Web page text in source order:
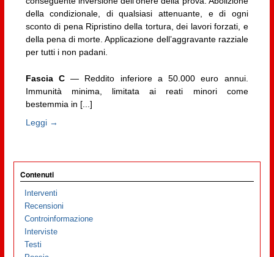
della condizionale, di qualsiasi attenuante, e di ogni
sconto di pena Ripristino della tortura, dei lavori forzati, e
della pena di morte. Applicazione dell’aggravante razziale
per tutti i non padani.
Fascia C— Reddito inferiore a 50.000 euro annui.
Immunità minima, limitata ai reati minori come
bestemmia in [...]
Leggi →
Contenuti
Interventi
Recensioni
Controinformazione
Interviste
Testi